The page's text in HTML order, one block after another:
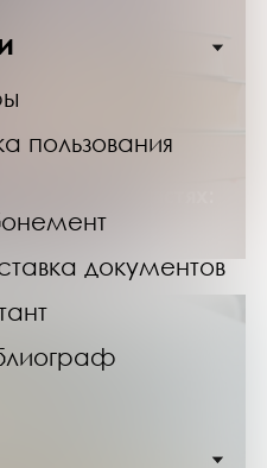
пользования
документов
в трех частях: